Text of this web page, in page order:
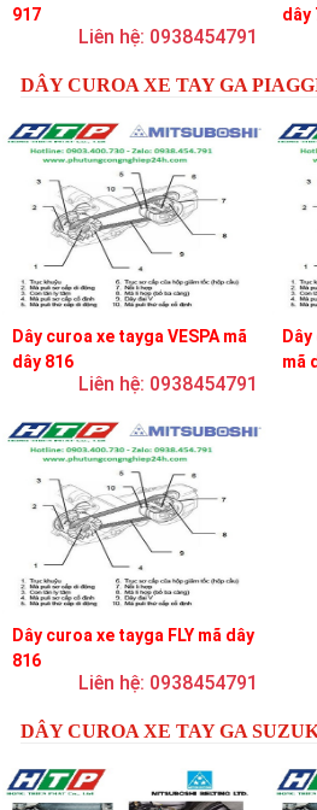
917
Liên hệ: 0938454791
dây
DÂY CUROA XE TAY GA
Dây curoa xe tayga VESPA mã
dây 816
Liên hệ: 0938454791
mã
Dây curoa xe tayga FLY mã dây
816
Liên hệ: 0938454791
DÂY CUROA XE TAY GA